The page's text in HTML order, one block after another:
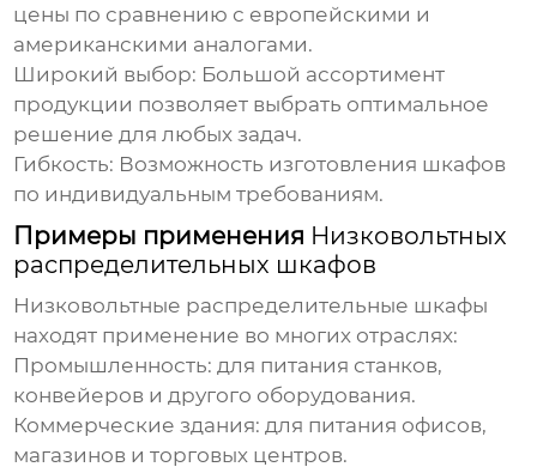
цены по сравнению с европейскими и
американскими аналогами.
Широкий выбор: Большой ассортимент
продукции позволяет выбрать оптимальное
решение для любых задач.
Гибкость: Возможность изготовления шкафов
по индивидуальным требованиям.
Примеры применения Низковольтных
распределительных шкафов
Низковольтные распределительные шкафы
находят применение во многих отраслях:
Промышленность: для питания станков,
конвейеров и другого оборудования.
Коммерческие здания: для питания офисов,
магазинов и торговых центров.